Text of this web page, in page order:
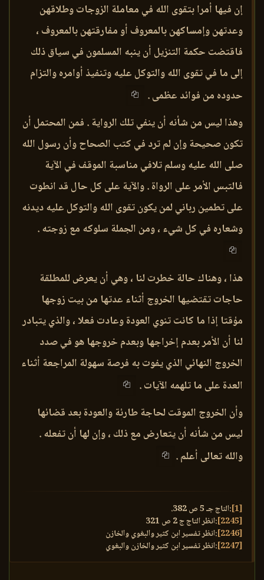
إن فيها أمرا بتقوى الله في معاملة الزوجات وطلاقهن
وعدتهن وإمساكهن بالمعروف أو مفارقتهن بالمعروف ،
فاقتضت حكمة التنزيل أن ينبه المسلمون في سياق ذلك
إلى ما في تقوى الله والتوكل عليه وتنفيذ أوامره والتزام
حدوده من فوائد عظمى .
وهذا ليس من شأنه أن ينفي تلك الرواية . فمن المحتمل أن
تكون صحيحة وإن لم ترد في كتب الصحاح وأن رسول الله
صلى الله عليه وسلم تلافي مناسبة الموقف في الآية
فالتبس الأمر على الرواة . والآية على كل حال قد انطوت
على تطمين رباني لمن يكون تقوى الله والتوكل عليه ديدنه
وشعاره في كل شيء ، ومن الجملة سلوكه مع زوجته .
هذا ، وهناك حالة خطرت لنا ، وهي أن يعرض للمطلقة
حاجات تقتضيها الخروج أثناء عدتها من بيت زوجها
مؤقتا إذا ما كانت تنوي العودة وعادت فعلا ، والذي يتبادر
لنا أن الأمر بعدم إخراجها وبعدم خروجها هو في صدد
الخروج النهائي الذي يفوت به فرصة سهولة المراجعة أثناء
العدة على ما تلهمه الآيات .
وأن الخروج الموقت لحاجة طارئة والعودة بعد قضائها
ليس من شأنه أن يتعارض مع ذلك ، وإن لها أن تفعله .
والله تعالى أعلم .
[1] :التاج جـ 5 ص 382.
[2245]
:انظر التاج ج 2 ص 321
[2246]
:انظر تفسير ابن كثير والبغوي والخازن
[2247]
:انظر تفسير ابن كثير والخازن والبغوي